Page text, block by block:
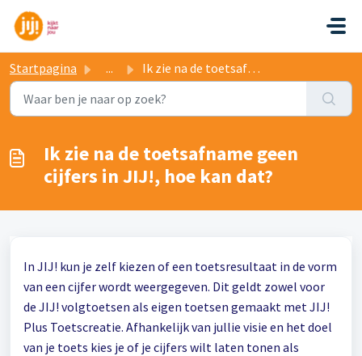
Doorgaan naar hoofdinhoud
Startpagina ... Ik zie na de toetsafname geen cijfers in JIJ!, hoe kan dat?
Ik zie na de toetsafname geen
cijfers in JIJ!, hoe kan dat?
In JIJ! kun je zelf kiezen of een toetsresultaat in de vorm
van een cijfer wordt weergegeven. Dit geldt zowel voor
de JIJ! volgtoetsen als eigen toetsen gemaakt met JIJ!
Plus Toetscreatie. Afhankelijk van jullie visie en het doel
van je toets kies je of je cijfers wilt laten tonen als